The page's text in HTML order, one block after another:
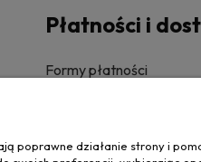
Płatności i
Formy płatności
poprawne działanie strony i